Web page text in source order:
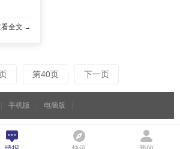
资金
员还
全文
第40页 下一页
手机版 电脑版